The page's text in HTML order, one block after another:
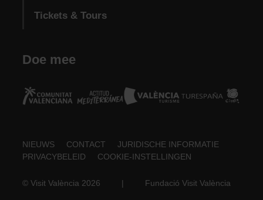
Tickets & Tours
Doe mee
Footer
NIEUWS CONTACT
JURIDISCHE INFORMATIE
PRIVACYBELEID
COOKIE-INSTELLINGEN
© Visit València 2026 | Fundació Visit València